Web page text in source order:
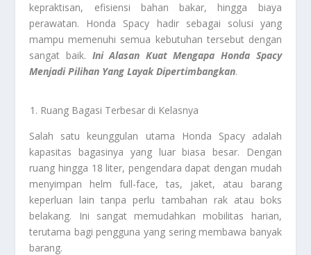
kepraktisan, efisiensi bahan bakar, hingga biaya
perawatan. Honda Spacy hadir sebagai solusi yang
mampu memenuhi semua kebutuhan tersebut dengan
sangat baik. Ini Alasan Kuat Mengapa Honda Spacy
Menjadi Pilihan Yang Layak Dipertimbangkan.
Ruang Bagasi Terbesar di Kelasnya
Salah satu keunggulan utama Honda Spacy adalah
kapasitas bagasinya yang luar biasa besar. Dengan
ruang hingga 18 liter, pengendara dapat dengan mudah
menyimpan helm full-face, tas, jaket, atau barang
keperluan lain tanpa perlu tambahan rak atau boks
belakang. Ini sangat memudahkan mobilitas harian,
terutama bagi pengguna yang sering membawa banyak
barang.